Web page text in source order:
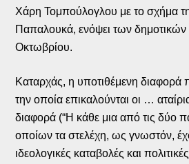
Χάρη Τομπούλογλου με το σχήμα
Παπαλουκά, ενόψει των δημοτικών
Οκτωβρίου.
Καταρχάς, η υποτιθέμενη διαφορά
την οποία επικαλούνται οι …
διαφορά (“Η κάθε μια από τις δύο
οποίων τα στελέχη, ως γνωστόν,
ιδεολογικές καταβολές και